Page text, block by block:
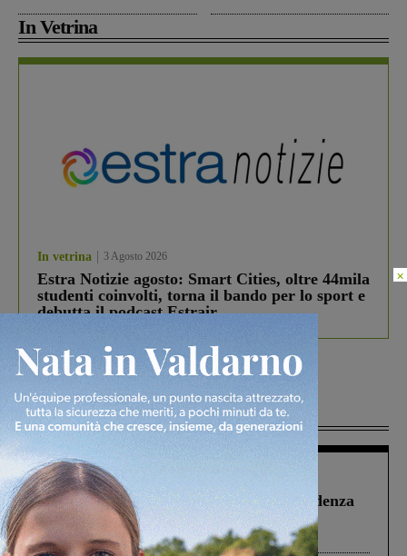
In Vetrina
In vetrina 3 Agosto 2026
Estra Notizie agosto: Smart Cities, oltre 44mila
studenti coinvolti, torna il bando per lo sport e
debutta il podcast Estrair
Più lette
Figline Incisa Valdarno 1 Agosto 2026
Piscina di Figline finanziata oltre la scadenza
Pnrr, il gruppo di Fratelli d’Italia: “Un
ringraziamento al Governo”
×